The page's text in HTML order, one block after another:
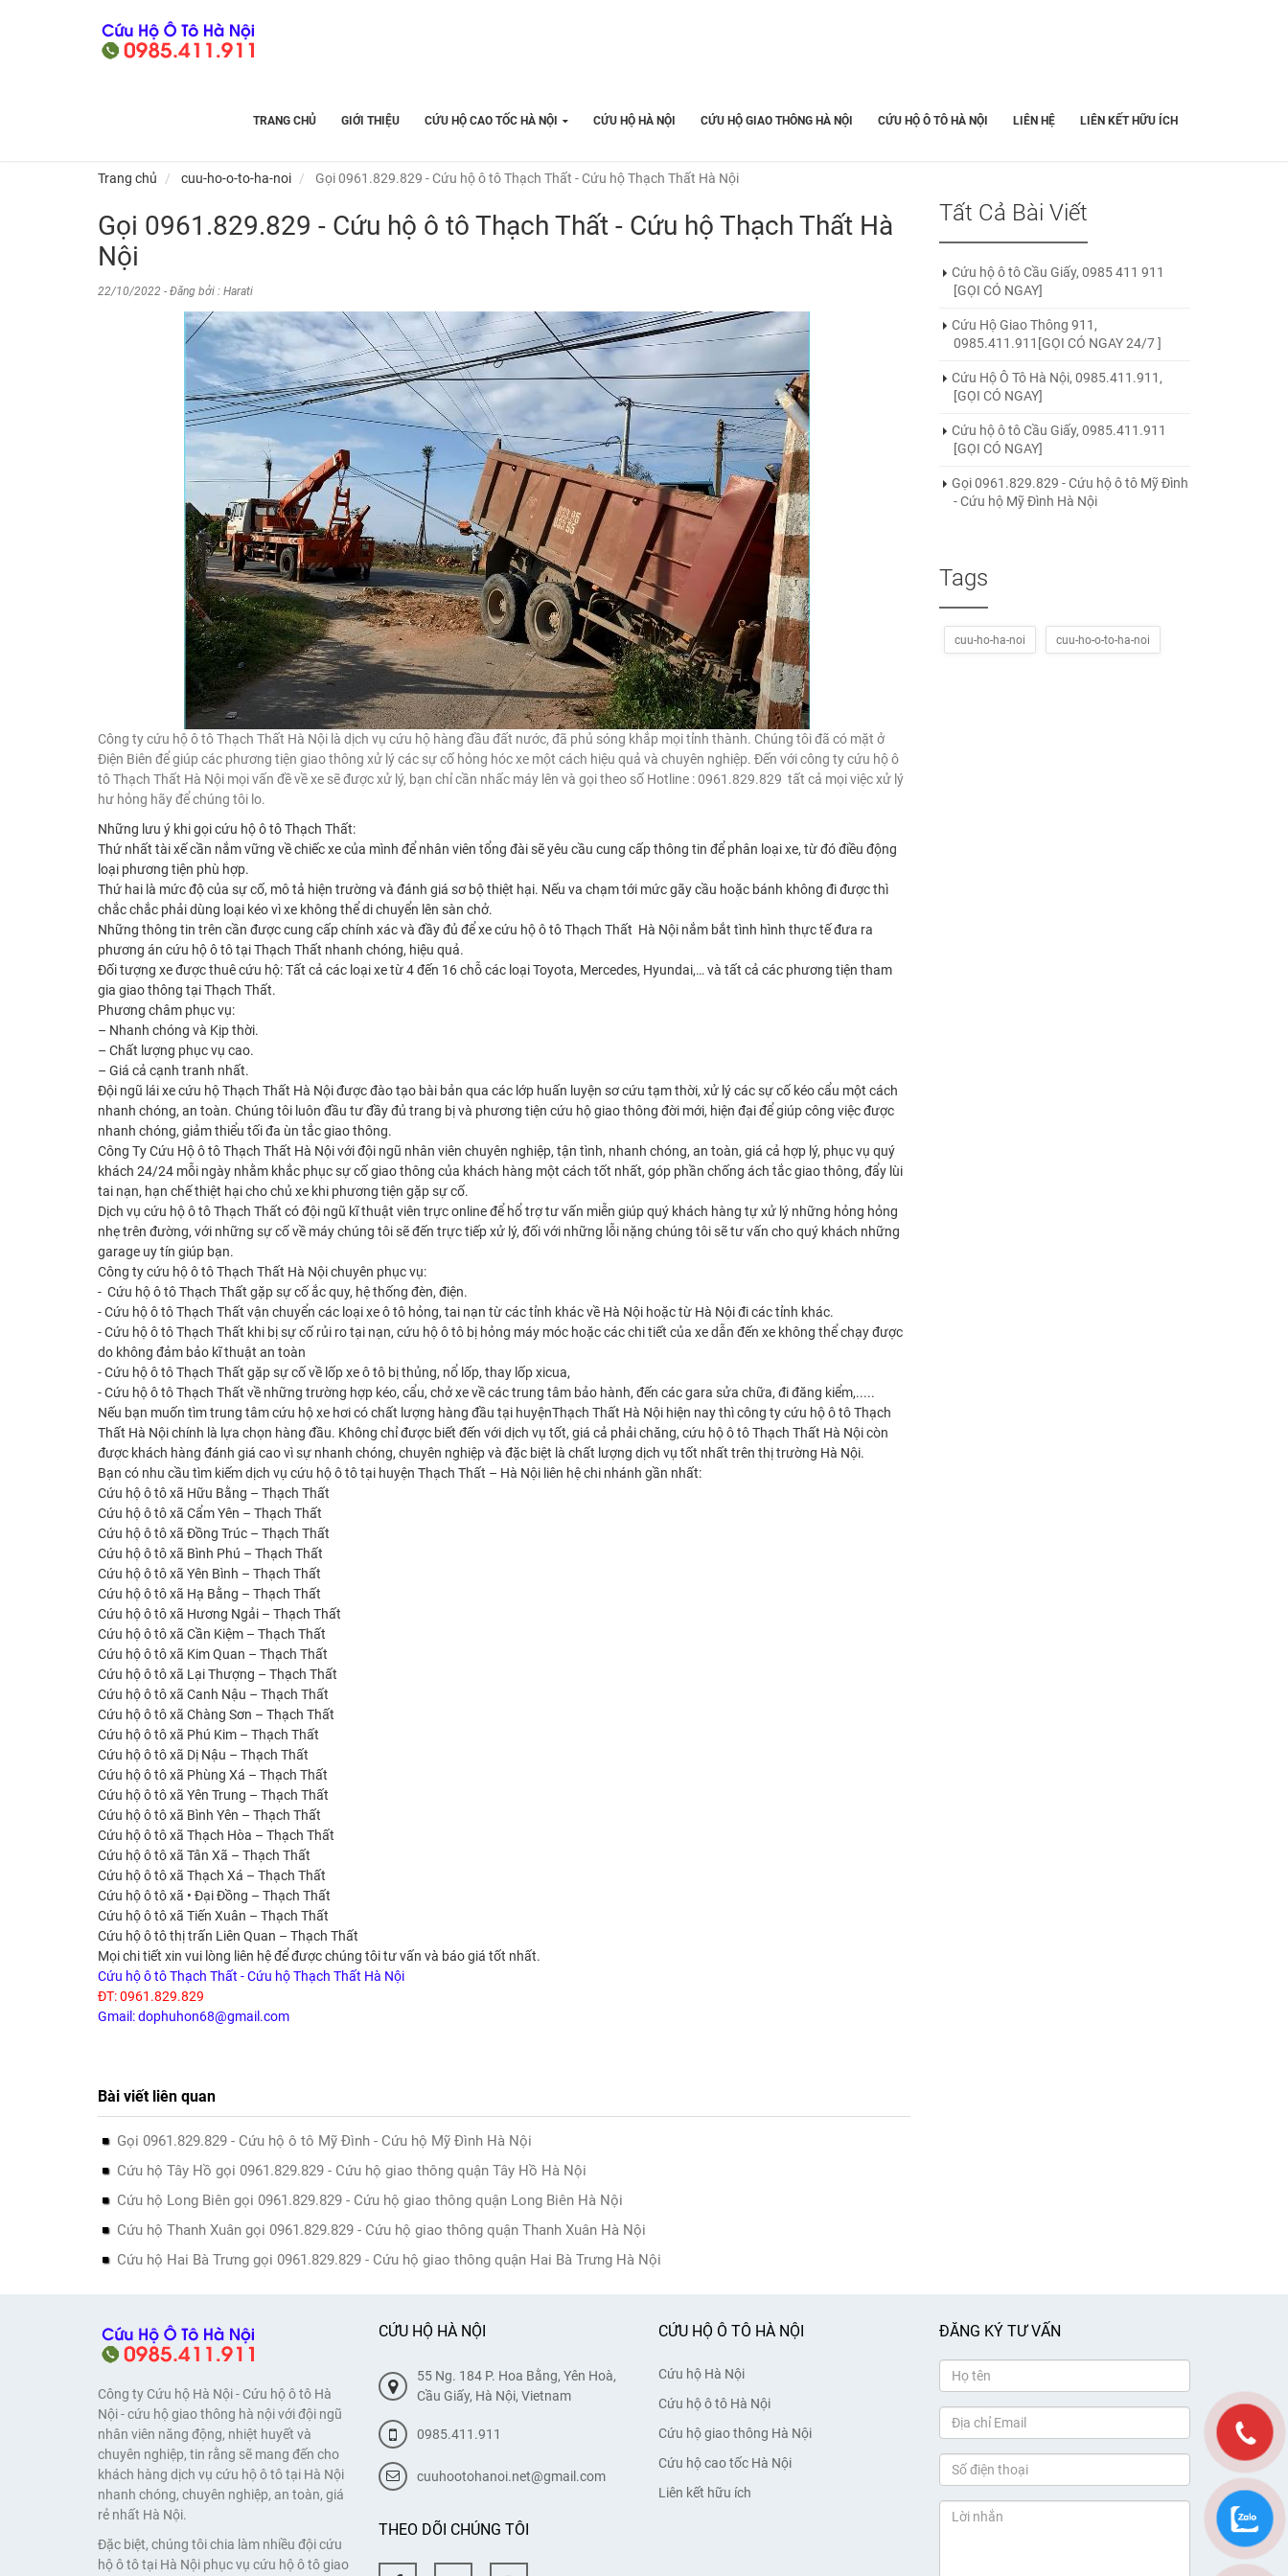
TRANG CHỦ GIỚI THIỆU CỨU HỘ CAO TỐC HÀ NỘI CỨU HỘ HÀ NỘI CỨU HỘ GIAO THÔNG HÀ NỘI CỨU HỘ Ô TÔ HÀ NỘI LIÊN HỆ LIÊN KẾT HỮU ÍCH
Trang chủ cuu-ho-o-to-ha-noi Gọi 0961.829.829 - Cứu hộ ô tô Thạch Thất - Cứu hộ Thạch Thất Hà Nội
Gọi 0961.829.829 - Cứu hộ ô tô Thạch Thất - Cứu hộ Thạch Thất Hà
Nội
22/10/2022 - Đăng bởi : Harati
Công ty cứu hộ ô tô Thạch Thất Hà Nội là dịch vụ cứu hộ hàng đầu đất nước, đã phủ sóng khắp mọi tỉnh thành. Chúng tôi đã có mặt ở
Điện Biên để giúp các phương tiện giao thông xử lý các sự cố hỏng hóc xe một cách hiệu quả và chuyên nghiệp. Đến với công ty cứu hộ ô
tô Thạch Thất Hà Nội mọi vấn đề về xe sẽ được xử lý, bạn chỉ cần nhấc máy lên và gọi theo số Hotline : 0961.829.829 tất cả mọi việc xử lý
hư hỏng hãy để chúng tôi lo.
Những lưu ý khi gọi cứu hộ ô tô Thạch Thất:
Thứ nhất tài xế cần nắm vững về chiếc xe của mình để nhân viên tổng đài sẽ yêu cầu cung cấp thông tin để phân loại xe, từ đó điều động
loại phương tiện phù hợp.
Thứ hai là mức độ của sự cố, mô tả hiện trường và đánh giá sơ bộ thiệt hại. Nếu va chạm tới mức gãy cầu hoặc bánh không đi được thì
chắc chắc phải dùng loại kéo vì xe không thể di chuyển lên sàn chở.
Những thông tin trên cần được cung cấp chính xác và đầy đủ để xe cứu hộ ô tô Thạch Thất Hà Nội nắm bắt tình hình thực tế đưa ra
phương án cứu hộ ô tô tại Thạch Thất nhanh chóng, hiệu quả.
Đối tượng xe được thuê cứu hộ: Tất cả các loại xe từ 4 đến 16 chỗ các loại Toyota, Mercedes, Hyundai,… và tất cả các phương tiện tham
gia giao thông tại Thạch Thất.
Phương châm phục vụ:
– Nhanh chóng và Kịp thời.
– Chất lượng phục vụ cao.
– Giá cả cạnh tranh nhất.
Đội ngũ lái xe cứu hộ Thạch Thất Hà Nội được đào tạo bài bản qua các lớp huấn luyện sơ cứu tạm thời, xử lý các sự cố kéo cẩu một cách
nhanh chóng, an toàn. Chúng tôi luôn đầu tư đầy đủ trang bị và phương tiện cứu hộ giao thông đời mới, hiện đại để giúp công việc được
nhanh chóng, giảm thiểu tối đa ùn tắc giao thông.
Công Ty Cứu Hộ ô tô Thạch Thất Hà Nội với đội ngũ nhân viên chuyên nghiệp, tận tình, nhanh chóng, an toàn, giá cả hợp lý, phục vụ quý
khách 24/24 mỗi ngày nhằm khắc phục sự cố giao thông của khách hàng một cách tốt nhất, góp phần chống ách tắc giao thông, đẩy lùi
tai nạn, hạn chế thiệt hại cho chủ xe khi phương tiện gặp sự cố.
Dịch vụ cứu hộ ô tô Thạch Thất có đội ngũ kĩ thuật viên trực online để hổ trợ tư vấn miễn giúp quý khách hàng tự xử lý những hỏng hỏng
nhẹ trên đường, với những sự cố về máy chúng tôi sẽ đến trực tiếp xử lý, đối với những lỗi nặng chúng tôi sẽ tư vấn cho quý khách những
garage uy tín giúp bạn.
Công ty cứu hộ ô tô Thạch Thất Hà Nội chuyên phục vụ:
- Cứu hộ ô tô Thạch Thất gặp sự cố ắc quy, hệ thống đèn, điện.
- Cứu hộ ô tô Thạch Thất vận chuyển các loại xe ô tô hỏng, tai nạn từ các tỉnh khác về Hà Nội hoặc từ Hà Nội đi các tỉnh khác.
- Cứu hộ ô tô Thạch Thất khi bị sự cố rủi ro tại nạn, cứu hộ ô tô bị hỏng máy móc hoặc các chi tiết của xe dẫn đến xe không thể chạy được
do không đảm bảo kĩ thuật an toàn
- Cứu hộ ô tô Thạch Thất gặp sự cố về lốp xe ô tô bị thủng, nổ lốp, thay lốp xicua,
- Cứu hộ ô tô Thạch Thất về những trường hợp kéo, cẩu, chở xe về các trung tâm bảo hành, đến các gara sửa chữa, đi đăng kiểm,.....
Nếu bạn muốn tìm trung tâm cứu hộ xe hơi có chất lượng hàng đầu tại huyệnThạch Thất Hà Nội hiện nay thì công ty cứu hộ ô tô Thạch
Thất Hà Nội chính là lựa chọn hàng đầu. Không chỉ được biết đến với dịch vụ tốt, giá cả phải chăng, cứu hộ ô tô Thạch Thất Hà Nội còn
được khách hàng đánh giá cao vì sự nhanh chóng, chuyên nghiệp và đặc biệt là chất lượng dịch vụ tốt nhất trên thị trường Hà Nội.
Bạn có nhu cầu tìm kiếm dịch vụ cứu hộ ô tô tại huyện Thạch Thất – Hà Nội liên hệ chi nhánh gần nhất:
Cứu hộ ô tô xã Hữu Bằng – Thạch Thất
Cứu hộ ô tô xã Cẩm Yên – Thạch Thất
Cứu hộ ô tô xã Đồng Trúc – Thạch Thất
Cứu hộ ô tô xã Bình Phú – Thạch Thất
Cứu hộ ô tô xã Yên Bình – Thạch Thất
Cứu hộ ô tô xã Hạ Bằng – Thạch Thất
Cứu hộ ô tô xã Hương Ngải – Thạch Thất
Cứu hộ ô tô xã Cần Kiệm – Thạch Thất
Cứu hộ ô tô xã Kim Quan – Thạch Thất
Cứu hộ ô tô xã Lại Thượng – Thạch Thất
Cứu hộ ô tô xã Canh Nậu – Thạch Thất
Cứu hộ ô tô xã Chàng Sơn – Thạch Thất
Cứu hộ ô tô xã Phú Kim – Thạch Thất
Cứu hộ ô tô xã Dị Nậu – Thạch Thất
Cứu hộ ô tô xã Phùng Xá – Thạch Thất
Cứu hộ ô tô xã Yên Trung – Thạch Thất
Cứu hộ ô tô xã Bình Yên – Thạch Thất
Cứu hộ ô tô xã Thạch Hòa – Thạch Thất
Cứu hộ ô tô xã Tân Xã – Thạch Thất
Cứu hộ ô tô xã Thạch Xá – Thạch Thất
Cứu hộ ô tô xã • Đại Đồng – Thạch Thất
Cứu hộ ô tô xã Tiến Xuân – Thạch Thất
Cứu hộ ô tô thị trấn Liên Quan – Thạch Thất
Mọi chi tiết xin vui lòng liên hệ để được chúng tôi tư vấn và báo giá tốt nhất.
Cứu hộ ô tô Thạch Thất - Cứu hộ Thạch Thất Hà Nội
ĐT: 0961.829.829
Gmail: dophuhon68@gmail.com
Bài viết liên quan
Gọi 0961.829.829 - Cứu hộ ô tô Mỹ Đình - Cứu hộ Mỹ Đình Hà Nội
Cứu hộ Tây Hồ gọi 0961.829.829 - Cứu hộ giao thông quận Tây Hồ Hà Nội
Cứu hộ Long Biên gọi 0961.829.829 - Cứu hộ giao thông quận Long Biên Hà Nội
Cứu hộ Thanh Xuân gọi 0961.829.829 - Cứu hộ giao thông quận Thanh Xuân Hà Nội
Cứu hộ Hai Bà Trưng gọi 0961.829.829 - Cứu hộ giao thông quận Hai Bà Trưng Hà Nội
Tất Cả Bài Viết
Cứu hộ ô tô Cầu Giấy, 0985 411 911
[GỌI CÓ NGAY]
Cứu Hộ Giao Thông 911,
0985.411.911[GỌI CÓ NGAY 24/7 ]
Cứu Hộ Ô Tô Hà Nội, 0985.411.911,
[GỌI CÓ NGAY]
Cứu hộ ô tô Cầu Giấy, 0985.411.911
[GỌI CÓ NGAY]
Gọi 0961.829.829 - Cứu hộ ô tô Mỹ Đình
- Cứu hộ Mỹ Đình Hà Nội
Tags
cuu-ho-ha-noi cuu-ho-o-to-ha-noi
Công ty Cứu hộ Hà Nội - Cứu hộ ô tô Hà
Nội - cứu hộ giao thông hà nội với đội ngũ
nhân viên năng động, nhiệt huyết và
chuyên nghiệp, tin rằng sẽ mang đến cho
khách hàng dịch vụ cứu hộ ô tô tại Hà Nội
nhanh chóng, chuyên nghiệp, an toàn, giá
rẻ nhất Hà Nội.
Đặc biệt, chúng tôi chia làm nhiều đội cứu
hộ ô tô tại Hà Nội phục vụ cứu hộ ô tô giao
CỨU HỘ HÀ NỘI
55 Ng. 184 P. Hoa Bằng, Yên Hoà,
Cầu Giấy, Hà Nội, Vietnam
0985.411.911
cuuhootohanoi.net@gmail.com
THEO DÕI CHÚNG TÔI
CỨU HỘ Ô TÔ HÀ NỘI
Cứu hộ Hà Nội
Cứu hộ ô tô Hà Nội
Cứu hộ giao thông Hà Nội
Cứu hộ cao tốc Hà Nội
Liên kết hữu ích
ĐĂNG KÝ TƯ VẤN